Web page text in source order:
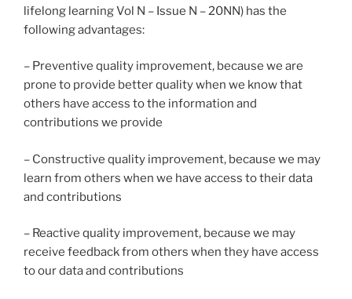
lifelong learning Vol N – Issue N – 20NN) has the
following advantages:
– Preventive quality improvement, because we are
prone to provide better quality when we know that
others have access to the information and
contributions we provide
– Constructive quality improvement, because we may
learn from others when we have access to their data
and contributions
– Reactive quality improvement, because we may
receive feedback from others when they have access
to our data and contributions